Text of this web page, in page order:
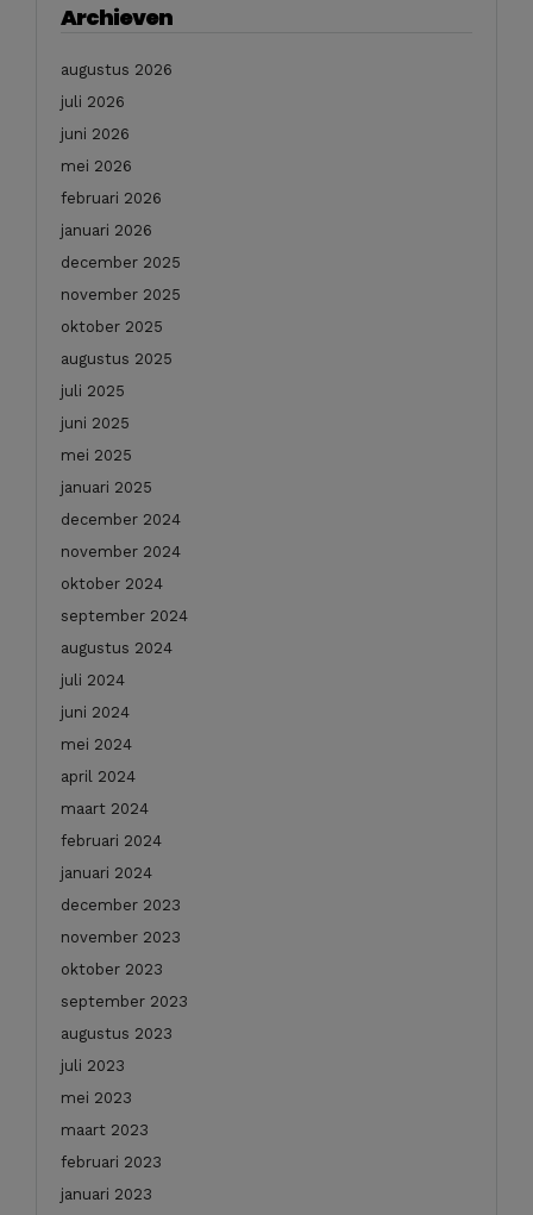
Archieven
augustus 2026
juli 2026
juni 2026
mei 2026
februari 2026
januari 2026
december 2025
november 2025
oktober 2025
augustus 2025
juli 2025
juni 2025
mei 2025
januari 2025
december 2024
november 2024
oktober 2024
september 2024
augustus 2024
juli 2024
juni 2024
mei 2024
april 2024
maart 2024
februari 2024
januari 2024
december 2023
november 2023
oktober 2023
september 2023
augustus 2023
juli 2023
mei 2023
maart 2023
februari 2023
januari 2023